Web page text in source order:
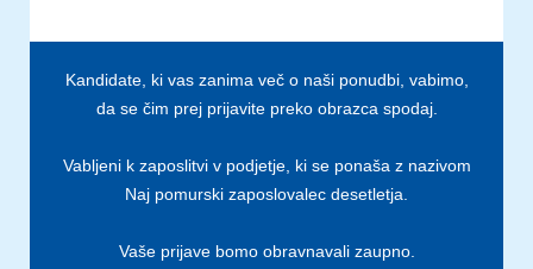
Kandidate, ki vas zanima več o naši ponudbi, vabimo,
da se čim prej prijavite preko obrazca spodaj.
Vabljeni k zaposlitvi v podjetje, ki se ponaša z nazivom
Naj pomurski zaposlovalec desetletja.
Vaše prijave bomo obravnavali zaupno.